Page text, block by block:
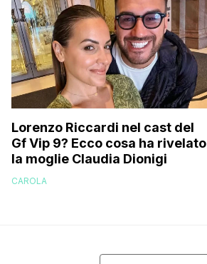
Lorenzo Riccardi nel cast del
Gf Vip 9? Ecco cosa ha rivelato
la moglie Claudia Dionigi
CAROLA